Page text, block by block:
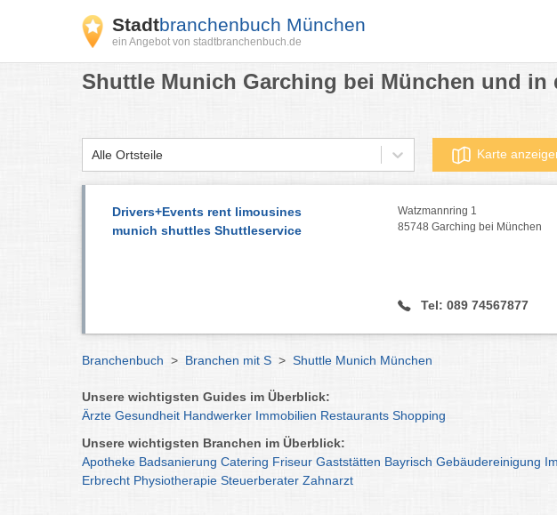
Stadtbranchenbuch München
ein Angebot von stadtbranchenbuch.de
Shuttle Munich Garching bei München und in
Alle Ortsteile Karte
Drivers+Events rent limousines
munich shuttles Shuttleservice
Watzmannring 1
85748 Garching bei München
Tel: 089 74567877
Branchenbuch > Branchen mit S > Shuttle Munich München
Unsere wichtigsten Guides im Überblick:
Ärzte Gesundheit Handwerker Immobilien Restaurants Shopping
Unsere wichtigsten Branchen im Überblick:
Apotheke Badsanierung Catering Friseur Gaststätten Bayrisch Gebäudereinigung
Erbrecht Physiotherapie Steuerberater Zahnarzt